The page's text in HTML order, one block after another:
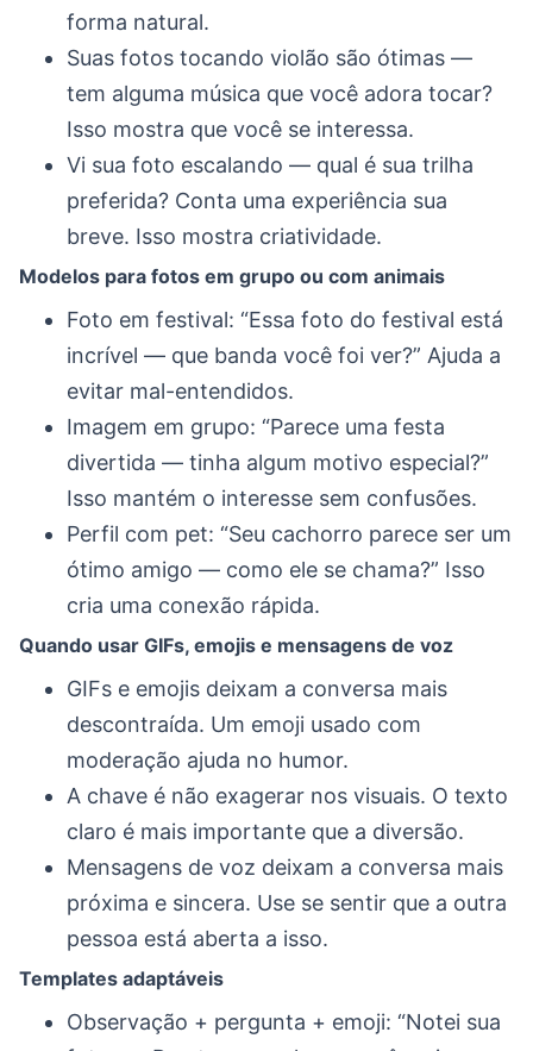
forma natural.
Suas fotos tocando violão são ótimas —
tem alguma música que você adora tocar?
Isso mostra que você se interessa.
Vi sua foto escalando — qual é sua trilha
preferida? Conta uma experiência sua
breve. Isso mostra criatividade.
Modelos para fotos em grupo ou com animais
Foto em festival: “Essa foto do festival está
incrível — que banda você foi ver?” Ajuda a
evitar mal-entendidos.
Imagem em grupo: “Parece uma festa
divertida — tinha algum motivo especial?”
Isso mantém o interesse sem confusões.
Perfil com pet: “Seu cachorro parece ser um
ótimo amigo — como ele se chama?” Isso
cria uma conexão rápida.
Quando usar GIFs, emojis e mensagens de voz
GIFs e emojis deixam a conversa mais
descontraída. Um emoji usado com
moderação ajuda no humor.
A chave é não exagerar nos visuais. O texto
claro é mais importante que a diversão.
Mensagens de voz deixam a conversa mais
próxima e sincera. Use se sentir que a outra
pessoa está aberta a isso.
Templates adaptáveis
Observação + pergunta + emoji: “Notei sua